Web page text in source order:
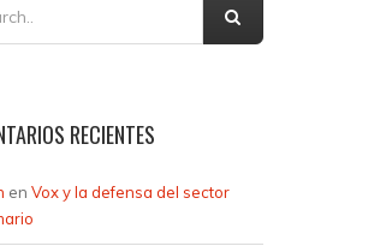
RECIENTES
en Vox y la defensa del sector